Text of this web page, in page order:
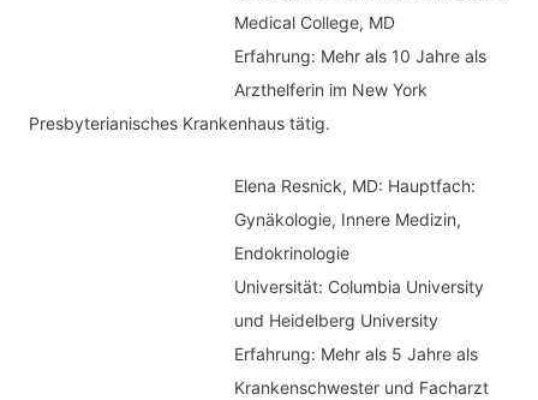
Medical College, MD
Erfahrung: Mehr als 10 Jahre als
Arzthelferin im New York
Presbyterianisches Krankenhaus tätig.
Elena Resnick, MD: Hauptfach:
Gynäkologie, Innere Medizin,
Endokrinologie
Universität: Columbia University
und Heidelberg University
Erfahrung: Mehr als 5 Jahre als
Krankenschwester und Facharzt